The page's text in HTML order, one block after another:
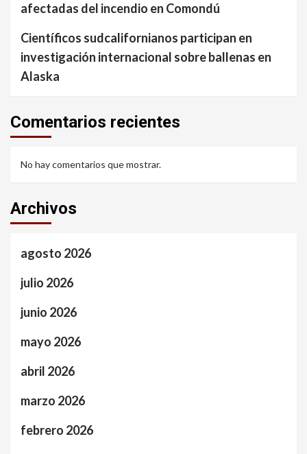
afectadas del incendio en Comondú
Científicos sudcalifornianos participan en
investigación internacional sobre ballenas en
Alaska
Comentarios recientes
No hay comentarios que mostrar.
Archivos
agosto 2026
julio 2026
junio 2026
mayo 2026
abril 2026
marzo 2026
febrero 2026